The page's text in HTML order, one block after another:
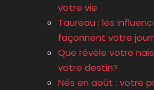
votre vie
Taureau : les
façonnent votre
Que révèle votre
votre destin?
Nés en août : votre